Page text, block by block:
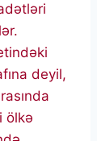
deyil,
ölkə